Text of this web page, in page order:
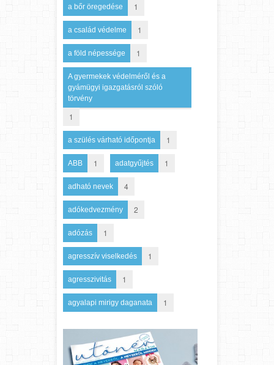
a bőr öregedése 1
a család védelme 1
a föld népessége 1
A gyermekek védelméről és a
gyámügyi igazgatásról szóló
törvény
1
a szülés várható időpontja 1
ABB 1 adatgyűjtés 1
adható nevek 4
adókedvezmény 2
adózás 1
agresszív viselkedés 1
agresszivitás 1
agyalapi mirigy daganata 1